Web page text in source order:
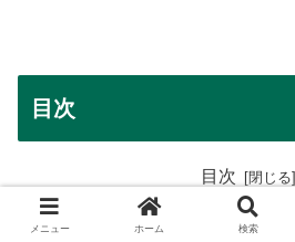
目次
目次
マッシュルームランプの特徴
メニュー ホーム 検索